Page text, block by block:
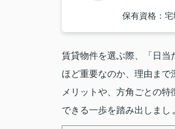
保有資格：
賃貸物件を選ぶ際、「日当
ほど重要なのか、理由まで
メリットや、方角ごとの
できる一歩を踏み出しまし